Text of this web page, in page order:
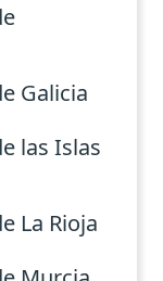
Galicia
las Islas
La Rioja